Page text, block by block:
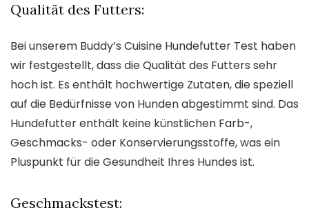
Qualität des Futters:
Bei unserem Buddy’s Cuisine Hundefutter Test haben
wir festgestellt, dass die Qualität des Futters sehr
hoch ist. Es enthält hochwertige Zutaten, die speziell
auf die Bedürfnisse von Hunden abgestimmt sind. Das
Hundefutter enthält keine künstlichen Farb-,
Geschmacks- oder Konservierungsstoffe, was ein
Pluspunkt für die Gesundheit Ihres Hundes ist.
Geschmackstest: